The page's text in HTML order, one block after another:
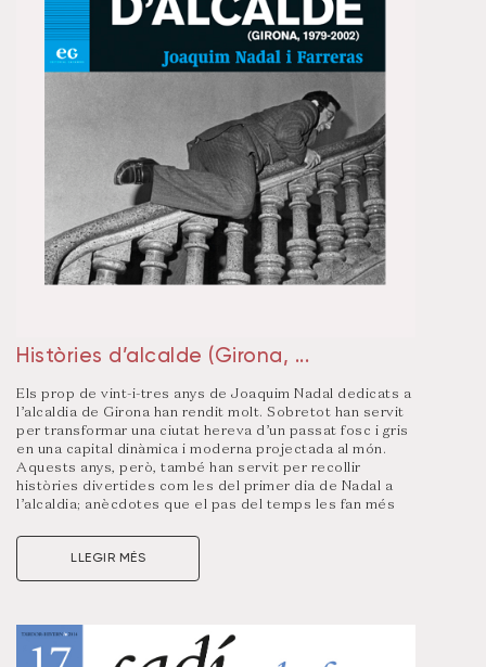
Històries d’alcalde (Girona, ...
Els prop de vint-i-tres anys de Joaquim Nadal dedicats a
l’alcaldia de Girona han rendit molt. Sobretot han servit
per transformar una ciutat hereva d’un passat fosc i gris
en una capital dinàmica i moderna projectada al món.
Aquests anys, però, també han servit per recollir
històries divertides com les del primer dia de Nadal a
l’alcaldia; anècdotes que el pas del temps les fan més
tràgiques per la mort d’alguns companys de viatge com
Just M. Casero, Jaume Curbet…
LLEGIR MÉS